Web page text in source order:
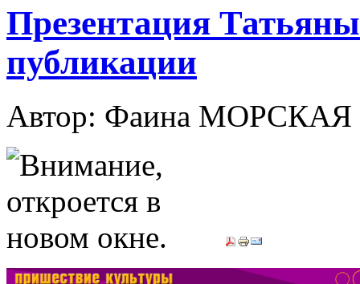
Презентация
публикации
Автор: Фаина МОРСКАЯ